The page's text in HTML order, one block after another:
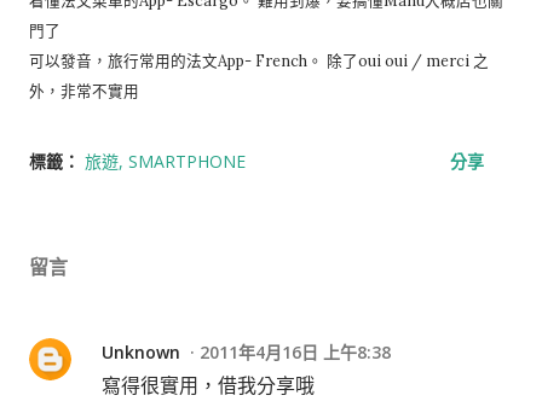
門了
可以發音，旅行常用的法文App- French。 除了oui oui / merci 之
外，非常不實用
標籤： 旅遊 SMARTPHONE 分享
留言
Unknown 2011年4月16日 上午8:38
寫得很實用，借我分享哦